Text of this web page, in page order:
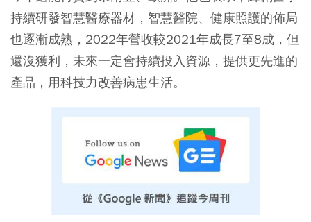
持續研發智慧醫療器材，智慧醫院、健康照護的佈局
也逐漸成熟，2022年營收較2021年成長7至8成，但
還沒獲利，未來一定會持續投入資源，提供更先進的
產品，用科技力改善病患生活。